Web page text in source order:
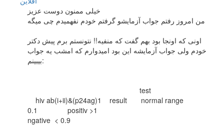
خیلی ممنون دوست عزیز
من امروز رفتم جواب آزمایشو گرفتم خودم نفهمیدم چی میگه
اونی که اونجا بود بهم گفت که منفیه!! نتونستم برم پیش دکتر
خودم ولی جواب آزمایشه این بود امیدوارم که امشب یه جواب
بیبینم:
test
hiv ab(i+ii)&(p24ag)1 result normal range
0.1 positiv >1
ngative < 0.9